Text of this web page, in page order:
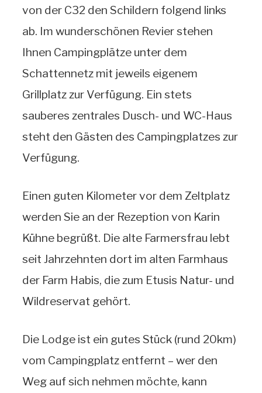
von der C32 den Schildern folgend links
ab. Im wunderschönen Revier stehen
Ihnen Campingplätze unter dem
Schattennetz mit jeweils eigenem
Grillplatz zur Verfügung. Ein stets
sauberes zentrales Dusch- und WC-Haus
steht den Gästen des Campingplatzes zur
Verfügung.
Einen guten Kilometer vor dem Zeltplatz
werden Sie an der Rezeption von Karin
Kühne begrüßt. Die alte Farmersfrau lebt
seit Jahrzehnten dort im alten Farmhaus
der Farm Habis, die zum Etusis Natur- und
Wildreservat gehört.
Die Lodge ist ein gutes Stück (rund 20km)
vom Campingplatz entfernt – wer den
Weg auf sich nehmen möchte, kann